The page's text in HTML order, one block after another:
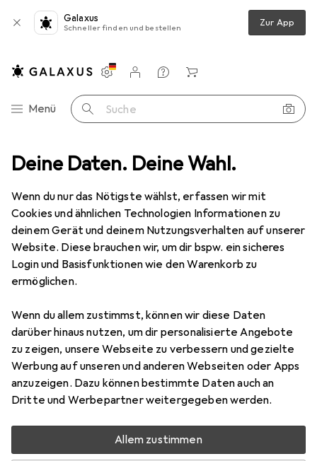
Deine Daten. Deine Wahl.
Wenn du nur das Nötigste wählst, erfassen wir mit
Cookies und ähnlichen Technologien Informationen zu
deinem Gerät und deinem Nutzungsverhalten auf unserer
Website. Diese brauchen wir, um dir bspw. ein sicheres
Login und Basisfunktionen wie den Warenkorb zu
ermöglichen.
Wenn du allem zustimmst, können wir diese Daten
darüber hinaus nutzen, um dir personalisierte Angebote
zu zeigen, unsere Webseite zu verbessern und gezielte
Werbung auf unseren und anderen Webseiten oder Apps
anzuzeigen. Dazu können bestimmte Daten auch an
Dritte und Werbepartner weitergegeben werden.
Allem zustimmen
Galaxus
Schneller finden und bestellen Zur App
Navigation nach Kategorien
Menü Suche
Einstellungen
Kundenkonto
Vergleichslisten
Merklisten
Warenkorb
Philips 1000i Series Produktbewertungen
Philips1000i Series
63 m²
Bewertung für Philips 1000i Series
KostaR6
vor 6 Jahren
0
Sehr zufrieden